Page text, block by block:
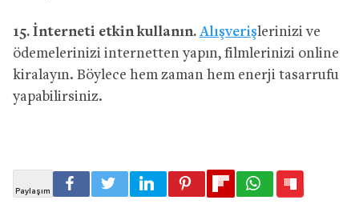
15. İnterneti etkin kullanın. Alışverişlerinizi ve
ödemelerinizi internetten yapın, filmlerinizi online
kiralayın. Böylece hem zaman hem enerji tasarrufu
yapabilirsiniz.